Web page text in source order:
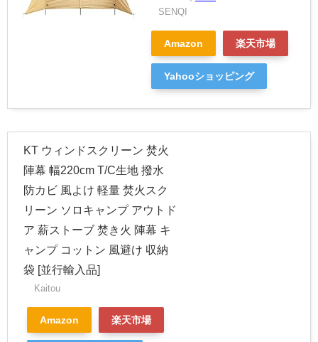
SENQI
Amazon 楽天市場
Yahooショッピング
KT ウィンドスクリーン 焚火
陣幕 幅220cm T/C生地 撥水
防カビ 風よけ 軽量 焚火スク
リーン ソロキャンプ アウトド
ア 薪ストーブ 焚き火 陣幕 キ
ャンプ コットン 風避け 収納
袋 [並行輸入品]
Kaitou
Amazon 楽天市場